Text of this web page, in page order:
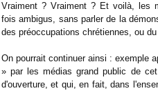
Vraiment ? Vraiment ? Et voilà, les
fois ambigus, sans parler de la
des préoccupations chrétiennes, ou
On pourrait continuer ainsi : exemple
» par les médias grand public de
d'ouverture, et qui, en fait, dans